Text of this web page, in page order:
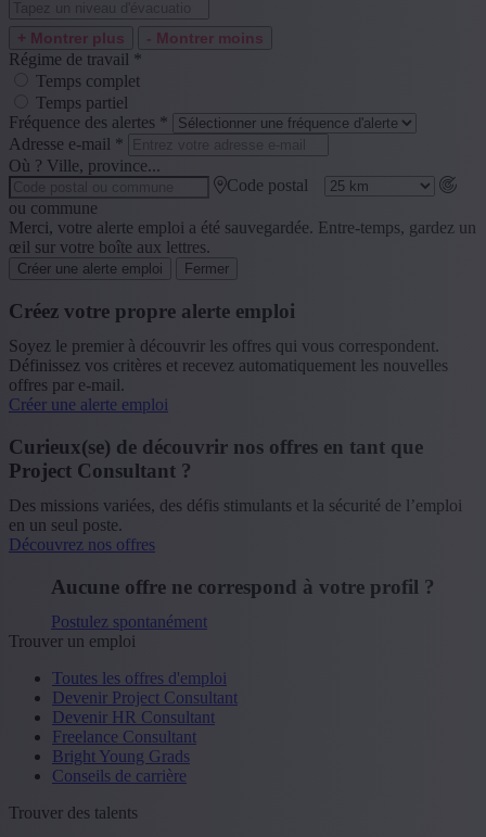
+ Montrer plus - Montrer moins
Régime de travail *
Temps complet
Temps partiel
Fréquence des alertes *
Adresse e-mail *
Où ? Ville, province...
Code postal
ou commune
Merci, votre alerte emploi a été sauvegardée. Entre-temps, gardez un
œil sur votre boîte aux lettres.
Créer une alerte emploi Fermer
Créez votre propre alerte emploi
Soyez le premier à découvrir les offres qui vous correspondent.
Définissez vos critères et recevez automatiquement les nouvelles
offres par e-mail.
Créer une alerte emploi
Curieux(se) de découvrir nos offres en tant que
Project Consultant ?
Des missions variées, des défis stimulants et la sécurité de l’emploi
en un seul poste.
Découvrez nos offres
Aucune offre ne correspond à votre profil ?
Postulez spontanément
Trouver un emploi
Toutes les offres d'emploi
Devenir Project Consultant
Devenir HR Consultant
Freelance Consultant
Bright Young Grads
Conseils de carrière
Trouver des talents